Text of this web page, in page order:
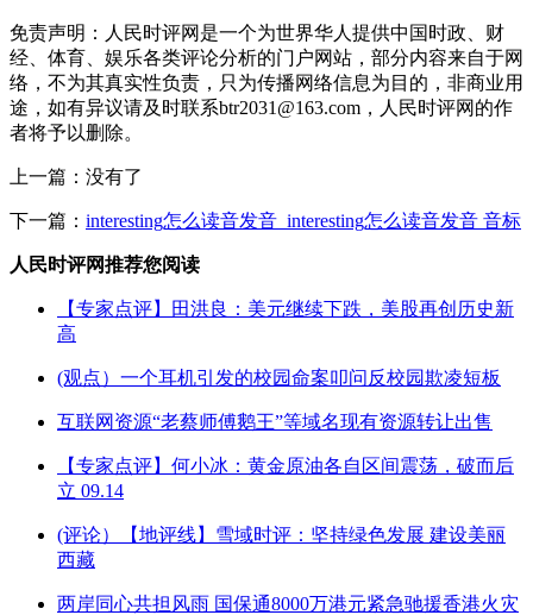
免责声明：人民时评网是一个为世界华人提供中国时政、财
经、体育、娱乐各类评论分析的门户网站，部分内容来自于网
络，不为其真实性负责，只为传播网络信息为目的，非商业用
途，如有异议请及时联系btr2031@163.com，人民时评网的作
者将予以删除。
上一篇：没有了
下一篇： interesting怎么读音发音_interesting怎么读音发音 音标
人民时评网推荐您阅读
【专家点评】田洪良：美元继续下跌，美股再创历史新
高
(观点）一个耳机引发的校园命案叩问反校园欺凌短板
互联网资源“老蔡师傅鹅王”等域名现有资源转让出售
【专家点评】何小冰：黄金原油各自区间震荡，破而后
立 09.14
(评论）【地评线】雪域时评：坚持绿色发展 建设美丽
西藏
两岸同心共担风雨 国保通8000万港元紧急驰援香港火灾